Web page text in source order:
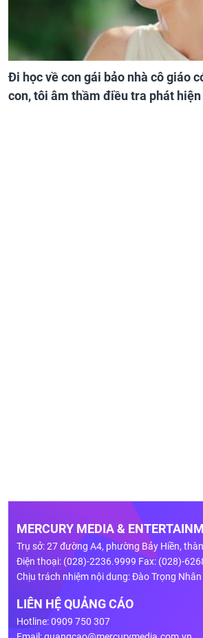
Đi học về con gái bảo nhà cô giáo
con, tôi âm thầm điều tra phát
MERCURY MEDIA &
Trụ sở: 27 đường A4, phường Bảy Hiền,
Điện thoại: (028)-2236.9999 Fax: (028)-
Chịu trách nhiệm nội dung: Đào Trọng Nhân
LIÊN HỆ QUẢNG CÁO
Hotline: 0909 750 307